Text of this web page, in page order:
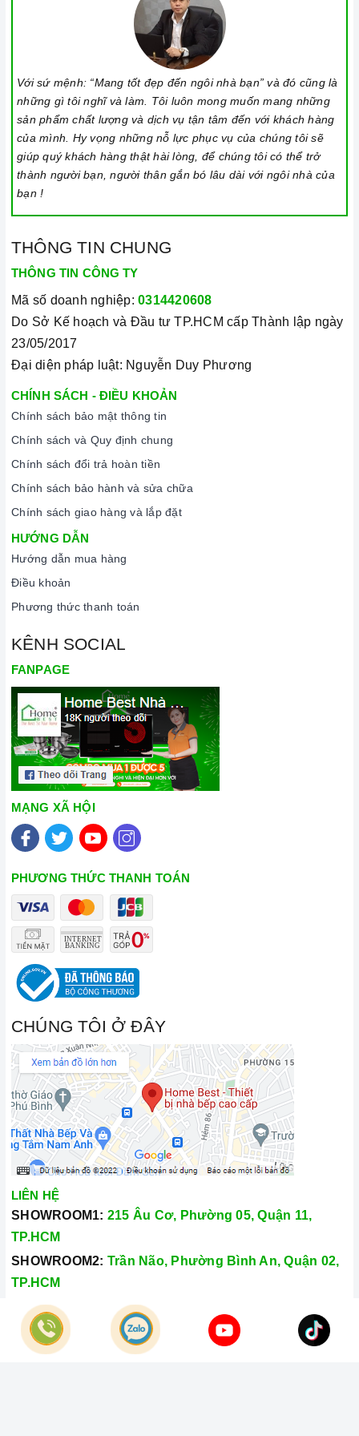
Ảnh minh họa
Với sứ mệnh: “Mang tốt đẹp đến ngôi nhà bạn” và đó cũng là
những gì tôi nghĩ và làm. Tôi luôn mong muốn mang những
sản phẩm chất lượng và dịch vụ tận tâm đến với khách hàng
của mình. Hy vọng những nỗ lực phục vụ của chúng tôi sẽ
giúp quý khách hàng thật hài lòng, để chúng tôi có thể trở
thành người bạn, người thân gắn bó lâu dài với ngôi nhà của
bạn !
THÔNG TIN CHUNG
THÔNG TIN CÔNG TY
Mã số doanh nghiệp: 0314420608
Do Sở Kế hoạch và Đầu tư TP.HCM cấp Thành lập ngày
23/05/2017
Đại diện pháp luật: Nguyễn Duy Phương
CHÍNH SÁCH - ĐIỀU KHOẢN
Chính sách bảo mật thông tin
Chính sách và Quy định chung
Chính sách đổi trả hoàn tiền
Chính sách bảo hành và sửa chữa
Chính sách giao hàng và lắp đặt
HƯỚNG DẪN
Hướng dẫn mua hàng
Điều khoản
Phương thức thanh toán
KÊNH SOCIAL
FANPAGE
MẠNG XÃ HỘI
PHƯƠNG THỨC THANH TOÁN
CHÚNG TÔI Ở ĐÂY
LIÊN HỆ
SHOWROOM1: 215 Âu Cơ, Phường 05, Quận 11,
TP.HCM
SHOWROOM2: Trần Não, Phường Bình An, Quận 02,
TP.HCM
Hotline:
028.66.79.8989
Khiếu nại: 0933.800.899